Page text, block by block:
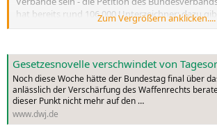
hat bereits rund 106 000 Unterzeichner; dazu
extrem erfolgreichen Briefgenerator für
Montag eine Expertenanhörung im
sich Nancy Faeser wahrscheinlich vorgestellt
Experten kritisierten einhellig das
und nicht umsetzbar. Zudem werde nicht die
angesprochen. Die Experten, darunter Niels
Fachlichen Leitstelle NWR und Finn-Christopher
Deutschen Städte- und Gemeindebund, waren
Zum Vergrößern anklicken....
Gesetzesnovelle verschwindet von Tagesordnung -
Noch diese Woche hätte der Bundestag final über
anlässlich der Verschärfung des Waffenrechts
dieser Punkt nicht mehr auf den …
www.dwj.de